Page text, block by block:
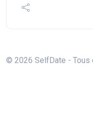
© 2026 SelfDate - Tous